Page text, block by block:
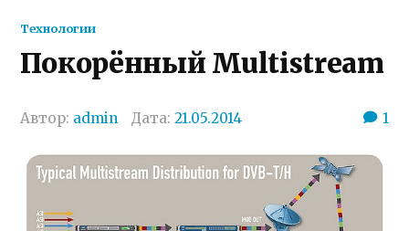
Технологии
Покорённый Multistream
Автор: admin Дата:21.05.2014 1